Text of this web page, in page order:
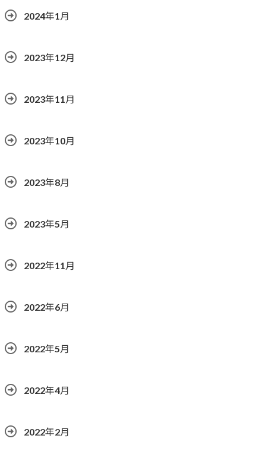
2024年1月
2023年12月
2023年11月
2023年10月
2023年8月
2023年5月
2022年11月
2022年6月
2022年5月
2022年4月
2022年2月